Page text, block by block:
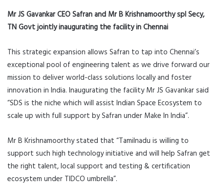
Mr JS Gavankar CEO Safran and Mr B Krishnamoorthy spl Secy,
TN Govt jointly inaugurating the facility in Chennai
This strategic expansion allows Safran to tap into Chennai’s
exceptional pool of engineering talent as we drive forward our
mission to deliver world-class solutions locally and foster
innovation in India. Inaugurating the facility Mr JS Gavankar said
“SDS is the niche which will assist Indian Space Ecosystem to
scale up with full support by Safran under Make In India”.
Mr B Krishnamoorthy stated that “Tamilnadu is willing to
support such high technology initiative and will help Safran get
the right talent, local support and testing & certification
ecosystem under TIDCO umbrella”.